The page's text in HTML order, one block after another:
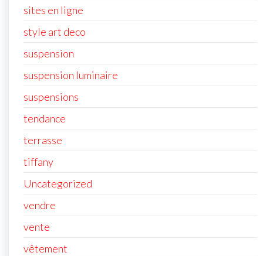
sites en ligne
style art deco
suspension
suspension luminaire
suspensions
tendance
terrasse
tiffany
Uncategorized
vendre
vente
vêtement